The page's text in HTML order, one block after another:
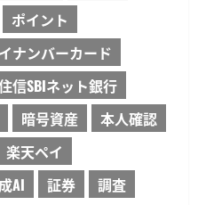
ポイント
ナンバーカード
信SBIネット銀行
暗号資産
本人確認
楽天ペイ
AI 証券
調査